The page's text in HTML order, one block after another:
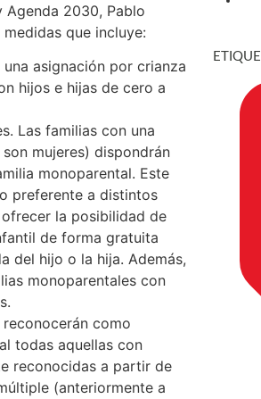
Agenda 2030, Pablo
que incluye:
asignación por crianza
hijos e hijas de cero a
Las familias con una
mujeres) dispondrán
monoparental. Este
preferente a distintos
la posibilidad de
de forma gratuita
del hijo o la hija. Además,
monoparentales con
como
todas aquellas con
reconocidas a partir de
(anteriormente a